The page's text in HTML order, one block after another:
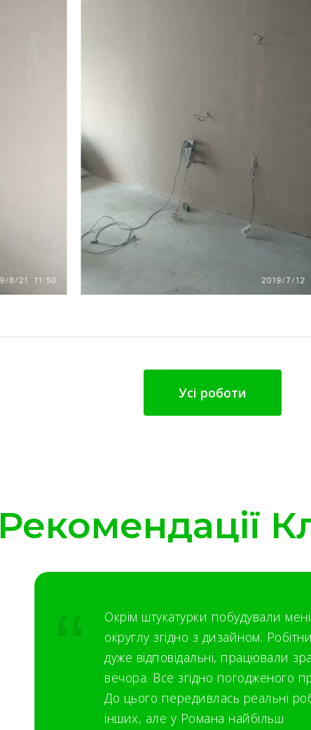
Усі роботи
Рекомендації
Окрім штукатурки побудували мені
округлу згідно з дизайном.
дуже відповідальні, працювали
вечора. Все згідно погодженого
До цього передивлась реальні
інших, але у Романа найбільш